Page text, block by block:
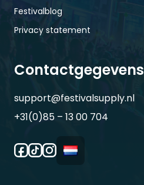
Festivalblog
Privacy statement
Contactgegevens
support@festivalsupply.nl
+31(0)85 – 13 00 704